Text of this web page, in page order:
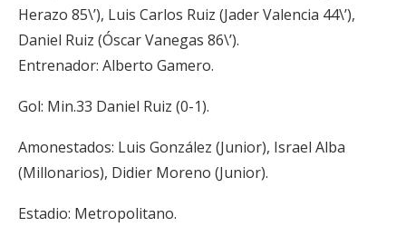
Herazo 85\’), Luis Carlos Ruiz (Jader Valencia 44\’),
Daniel Ruiz (Óscar Vanegas 86\’).
Entrenador: Alberto Gamero.
Gol: Min.33 Daniel Ruiz (0-1).
Amonestados: Luis González (Junior), Israel Alba
(Millonarios), Didier Moreno (Junior).
Estadio: Metropolitano.